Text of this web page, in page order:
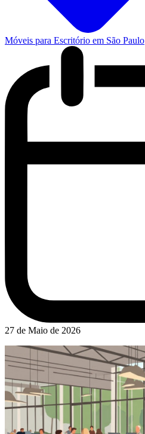
Móveis para Escritório em São Paulo
27 de Maio de 2026